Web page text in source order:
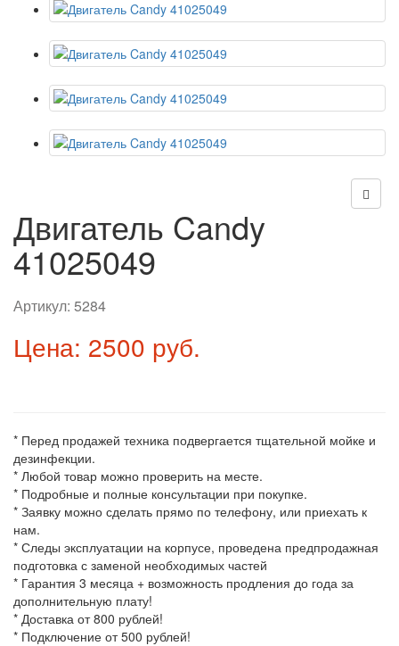
Двигатель Candy
41025049
Артикул: 5284
Цена: 2500 руб.
* Перед продажей техника подвергается тщательной мойке и
дезинфекции.
* Любой товар можно проверить на месте.
* Подробные и полные консультации при покупке.
* Заявку можно сделать прямо по телефону, или приехать к
нам.
* Следы эксплуатации на корпусе, проведена предпродажная
подготовка с заменой необходимых частей
* Гарантия 3 месяца + возможность продления до года за
дополнительную плату!
* Доставка от 800 рублей!
* Подключение от 500 рублей!